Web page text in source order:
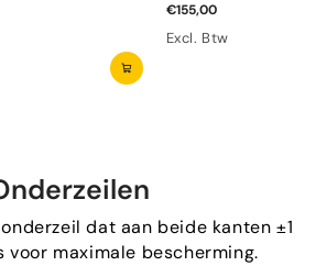
€155,00
Excl. Btw
dat aan beide kanten ±1
voor maximale bescherming.